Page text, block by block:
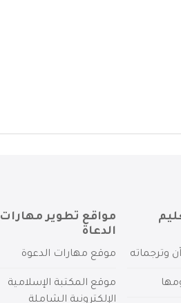
وترجماته
مواقع تطوير مهارات
الدعاة
موقع مهارات الدعوة
موقع المكتبة الإسلامية
الإلكترونية الشاملة